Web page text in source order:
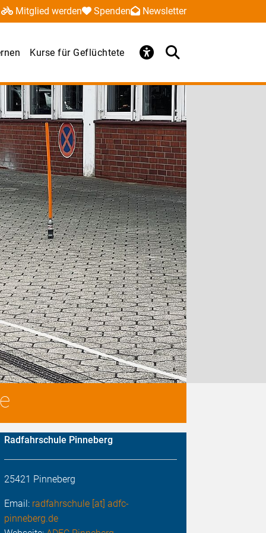
Mitglied werden Spenden Newsletter
Kurse für Geflüchtete
Radfahrschule Pinneberg
25421 Pinneberg
Email: radfahrschule [at] adfc-
pinneberg.de